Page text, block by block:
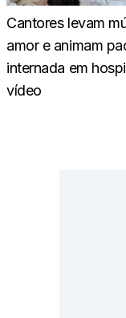
Cantores levam
amor e animam
internada em
vídeo